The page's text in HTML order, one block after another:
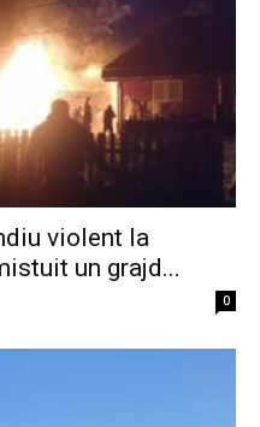
violent la
un grajd...
0